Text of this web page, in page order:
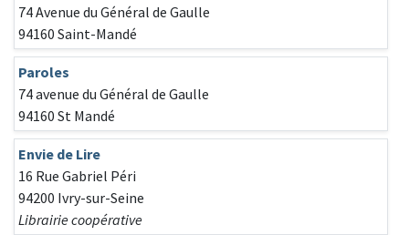
74 Avenue du Général de Gaulle
94160 Saint-Mandé
Paroles
74 avenue du Général de Gaulle
94160 St Mandé
Envie de Lire
16 Rue Gabriel Péri
94200 Ivry-sur-Seine
Librairie coopérative